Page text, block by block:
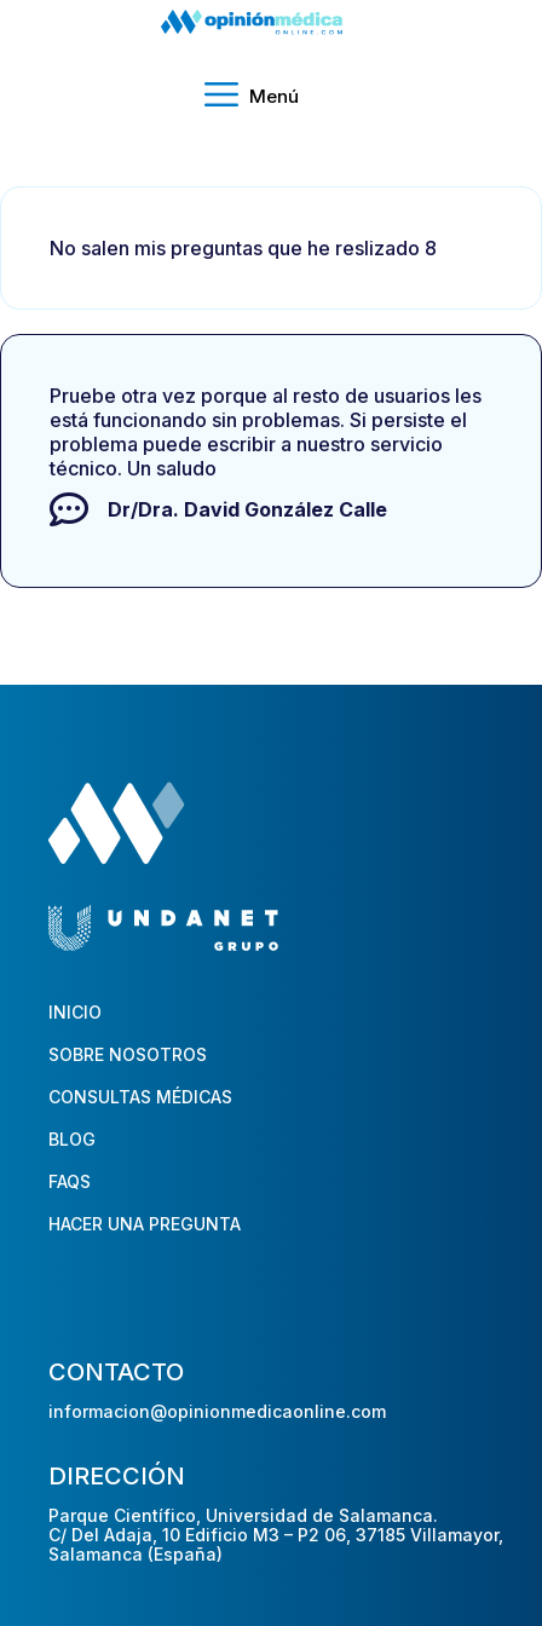
Menú
No salen mis preguntas que he reslizado 8
Pruebe otra vez porque al resto de usuarios les
está funcionando sin problemas. Si persiste el
problema puede escribir a nuestro servicio
técnico. Un saludo
Dr/Dra. David González Calle
INICIO
SOBRE NOSOTROS
CONSULTAS MÉDICAS
BLOG
FAQS
HACER UNA PREGUNTA
CONTACTO
informacion@opinionmedicaonline.com
DIRECCIÓN
Parque Científico, Universidad de Salamanca.
C/ Del Adaja, 10 Edificio M3 – P2 06, 37185 Villamayor,
Salamanca (España)